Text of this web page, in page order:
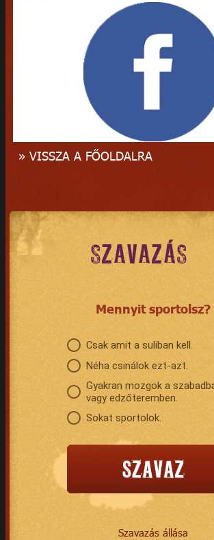
» VISSZA A FŐOLDALRA
SZAVAZÁS
Mennyit sportolsz?
Csak amit a suliban kell.
Néha csinálok ezt-azt.
Gyakran mozgok a
vagy edzőteremben.
Sokat sportolok.
Szavazás állása